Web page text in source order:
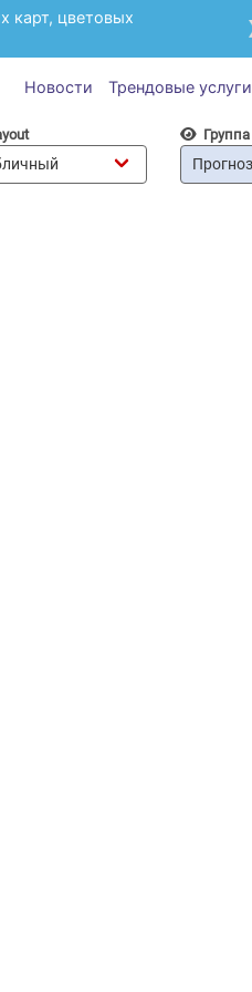
карт, цветовых
Новости Трендовые услуги
Группа